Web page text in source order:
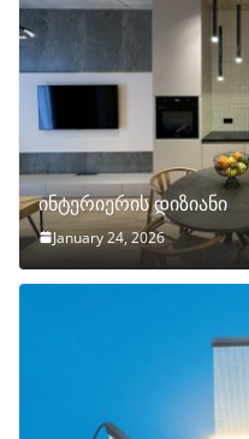
ინტერიერის დიზიანი
January 24, 2026